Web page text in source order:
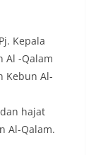
Kepala
Al -Qalam
Kebun Al-
hajat
Al-Qalam.